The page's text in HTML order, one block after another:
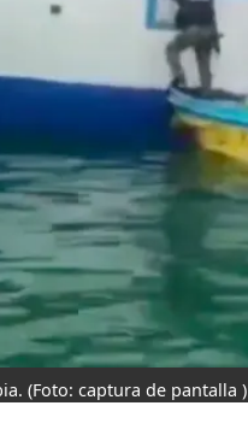
(Foto: captura de pantalla )